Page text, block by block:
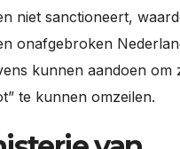
niet sanctioneert,
onafgebroken
kunnen aandoen om
te kunnen omzeilen.